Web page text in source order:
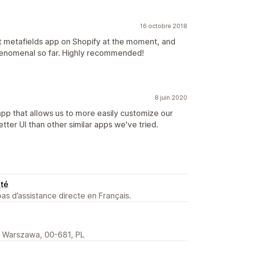
16 octobre 2018
app on Shopify at the moment, and
so far. Highly recommended!
8 juin 2020
that allows us to more easily customize our
UI than other similar apps we've tried.
d’assistance directe en Français.
00-681, PL